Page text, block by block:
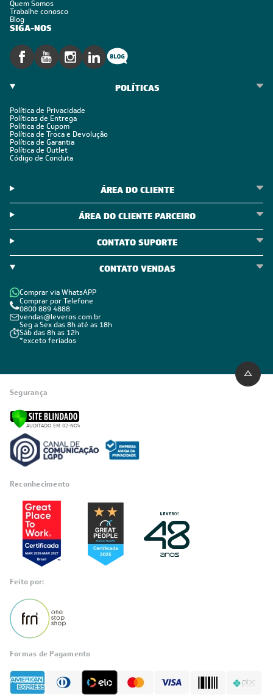
Quem Somos
Trabalhe conosco
Blog
SIGA-NOS
POLÍTICAS
Política de Privacidade
Políticas de Entrega
Política de Cupom
Política de Troca e Devolução
Política de Garantia
Política de Outlet
Código de Conduta
ÁREA DO CLIENTE
ÁREA DO CLIENTE PARCEIRO
CONTATO SUPORTE
CONTATO VENDAS
Comprar via WhatsAPP
Comprar por Telefone
0800 889 4888
vendas@leveros.com.br
Seg a Sex das 8h até as 18h
Sáb das 8h as 12h
*exceto feriados
Segurança
Reconhecimento
Feito por:
Formas de Pagamento
Fale com a LIA